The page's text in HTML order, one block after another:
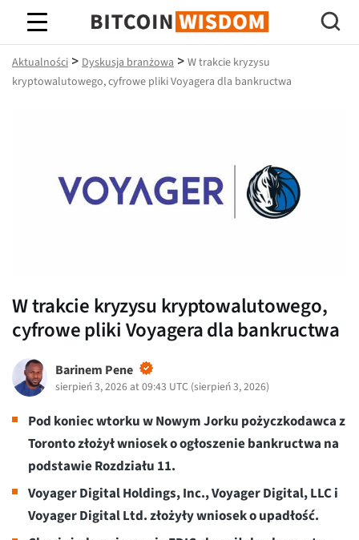
Mądrość Bitcoina
Aktualności > Dyskusja branżowa > W trakcie kryzysu
kryptowalutowego, cyfrowe pliki Voyagera dla bankructwa
W trakcie kryzysu kryptowalutowego,
cyfrowe pliki Voyagera dla bankructwa
Barinem Pene
sierpień 3, 2026 at 09:43 UTC (sierpień 3, 2026)
Pod koniec wtorku w Nowym Jorku pożyczkodawca z
Toronto złożył wniosek o ogłoszenie bankructwa na
podstawie Rozdziału 11.
Voyager Digital Holdings, Inc., Voyager Digital, LLC i
Voyager Digital Ltd. złożyły wniosek o upadłość.